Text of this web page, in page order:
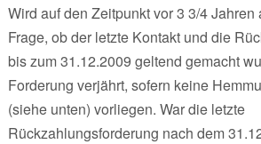
Wird auf den Zeitpunkt vor 3 3/4
Frage, ob der letzte Kontakt und die
bis zum 31.12.2009 geltend gemacht
Forderung verjährt, sofern keine
(siehe unten) vorliegen. War die letzte
Rückzahlungsforderung nach dem